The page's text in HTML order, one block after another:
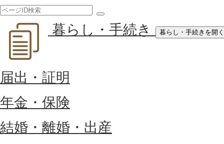
索
暮らし・手続き 暮らし・手続きを開く
届出・証明
年金・保険
結婚・離婚・出産